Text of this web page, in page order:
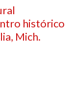
histórico
Mich.